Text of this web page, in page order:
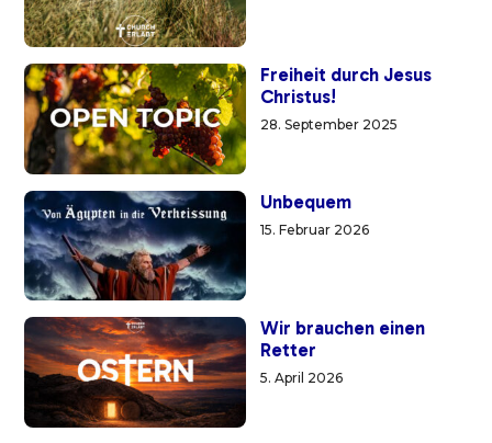
Freiheit durch Jesus
Christus!
28. September 2025
Unbequem
15. Februar 2026
Wir brauchen einen
Retter
5. April 2026